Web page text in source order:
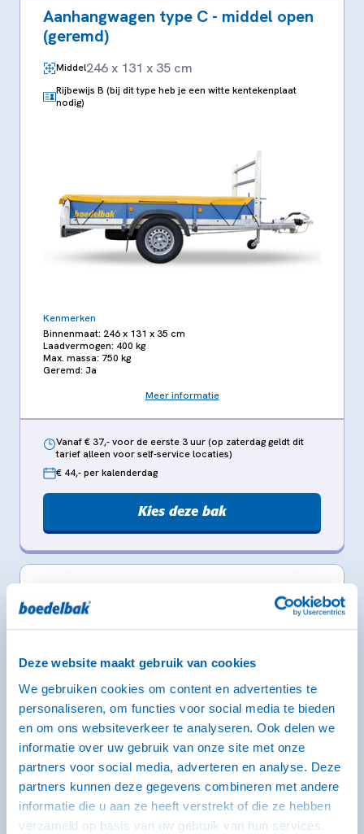
Deze website maakt gebruik van cookies
We gebruiken cookies om content en advertenties te
personaliseren, om functies voor social media te bieden
en om ons websiteverkeer te analyseren. Ook delen we
informatie over uw gebruik van onze site met onze
partners voor social media, adverteren en analyse. Deze
partners kunnen deze gegevens combineren met andere
informatie die u aan ze heeft verstrekt of die ze hebben
verzameld op basis van uw gebruik van hun services.
Aanhangwagen type C - middel open
(geremd)
Middel246 x 131 x 35 cm
Rijbewijs B (bij dit type heb je een witte kentekenplaat
nodig)
Kenmerken
Binnenmaat: 246 x 131 x 35 cm
Laadvermogen: 400 kg
Max. massa: 750 kg
Geremd: Ja
Meer informatie
Vanaf € 37,- voor de eerste 3 uur (op zaterdag geldt dit
tarief alleen voor self-service locaties)
€ 44,- per kalenderdag
Kies deze bak
Aanhangwagen type CH - middel
gesloten (geremd)
Rijbewijs B (bij dit type heb je een witte kentekenplaat